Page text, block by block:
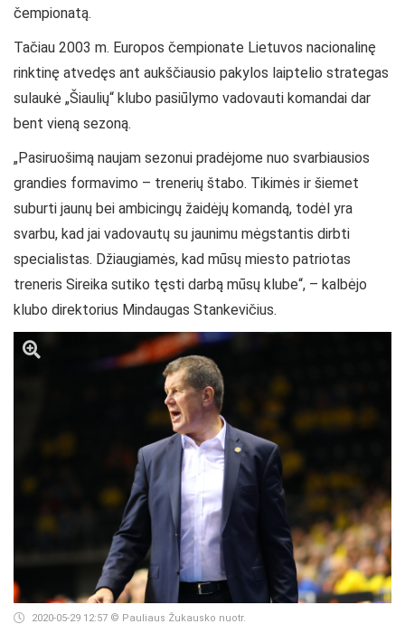
čempionatą.
Tačiau 2003 m. Europos čempionate Lietuvos nacionalinę
rinktinę atvedęs ant aukščiausio pakylos laiptelio strategas
sulaukė „Šiaulių“ klubo pasiūlymo vadovauti komandai dar
bent vieną sezoną.
„Pasiruošimą naujam sezonui pradėjome nuo svarbiausios
grandies formavimo – trenerių štabo. Tikimės ir šiemet
suburti jaunų bei ambicingų žaidėjų komandą, todėl yra
svarbu, kad jai vadovautų su jaunimu mėgstantis dirbti
specialistas. Džiaugiamės, kad mūsų miesto patriotas
treneris Sireika sutiko tęsti darbą mūsų klube“, – kalbėjo
klubo direktorius Mindaugas Stankevičius.
2020-05-29 12:57 © Pauliaus Žukausko nuotr.